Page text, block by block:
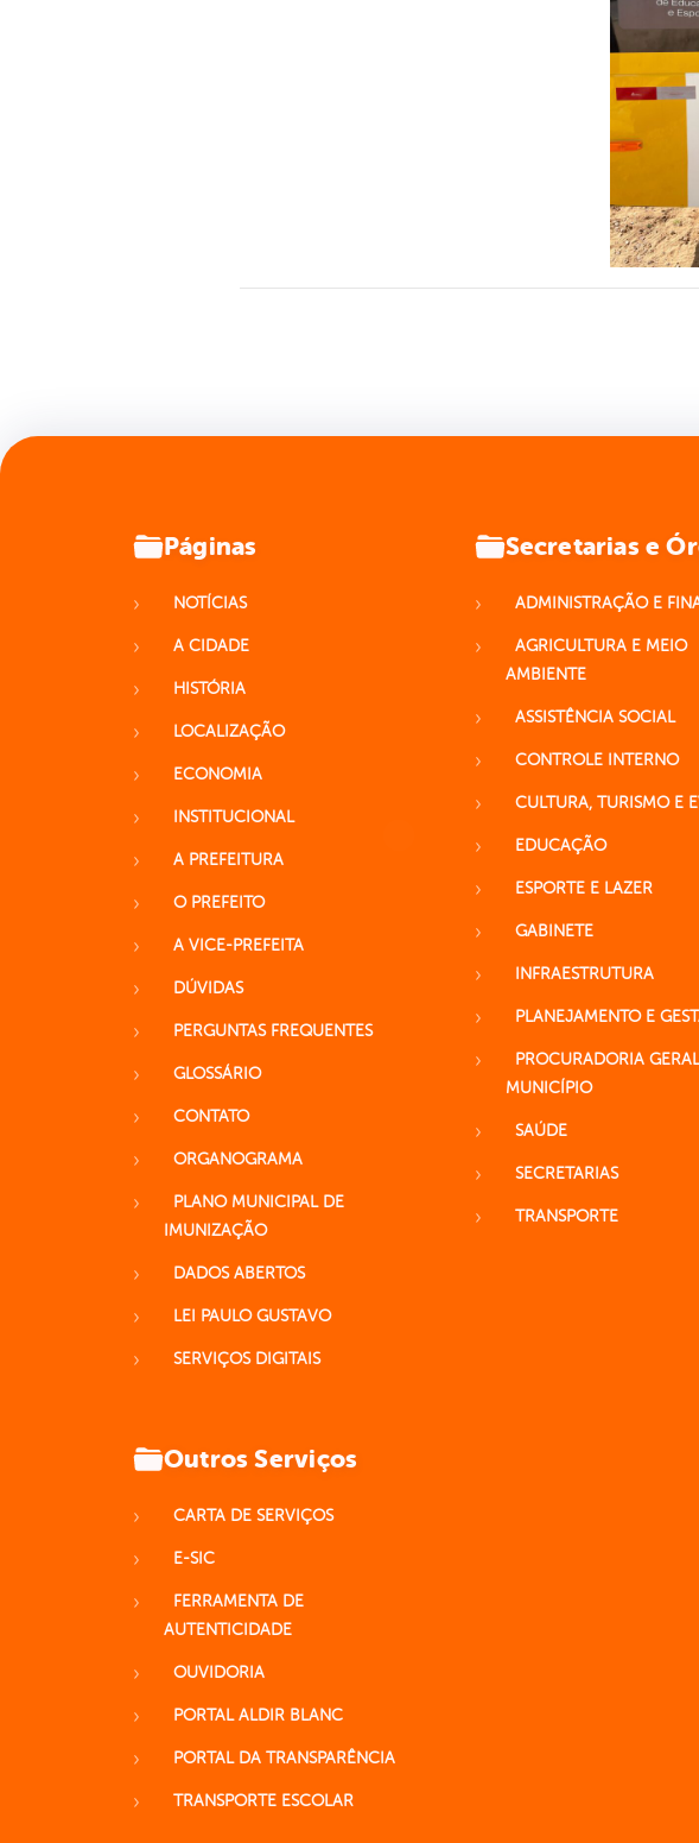
Páginas
NOTÍCIAS
A CIDADE
HISTÓRIA
LOCALIZAÇÃO
ECONOMIA
INSTITUCIONAL
A PREFEITURA
O PREFEITO
A VICE-PREFEITA
DÚVIDAS
PERGUNTAS FREQUENTES
GLOSSÁRIO
CONTATO
ORGANOGRAMA
PLANO MUNICIPAL DE
IMUNIZAÇÃO
DADOS ABERTOS
LEI PAULO GUSTAVO
SERVIÇOS DIGITAIS
Secretarias e
ADMINISTRAÇÃO E
AGRICULTURA E MEIO
AMBIENTE
ASSISTÊNCIA SOCIAL
CONTROLE INTERNO
CULTURA, TURISMO E
EDUCAÇÃO
ESPORTE E LAZER
GABINETE
INFRAESTRUTURA
PLANEJAMENTO E
PROCURADORIA
MUNICÍPIO
SAÚDE
SECRETARIAS
TRANSPORTE
Outros Serviços
CARTA DE SERVIÇOS
E-SIC
FERRAMENTA DE
AUTENTICIDADE
OUVIDORIA
PORTAL ALDIR BLANC
PORTAL DA TRANSPARÊNCIA
TRANSPORTE ESCOLAR